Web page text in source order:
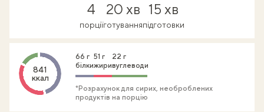
4
порції
20 хв
готування
15 хв
підготовки
841
ккал
66 г
білки
51 г
жири
22 г
вуглеводи
*Розрахунок для сирих, необроблених
продуктів на порцію